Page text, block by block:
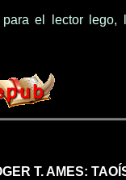
el lector
T. AMES: